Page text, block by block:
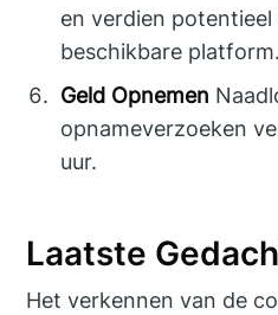
en verdien
beschikbare platform.
Geld Opnemen
opnameverzoeken
uur.
Laatste
Het verkennen van de